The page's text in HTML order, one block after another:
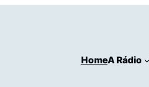
HomeA Rádio